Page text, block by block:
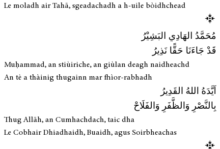
Le moladh air Tahā, sgeadachadh a h-uile bòidhchead
مُحَمَّدُ الهَادِي البَشِيْرُ
قَدْ جَاءَنَا حَقًّا نَذِيرُ
Muḥammad, an stiùiriche, an giùlan deagh naidheachd
An tè a thàinig thugainn mar fhìor-rabhadh
اَيَّدَهُ اللهُ القَدِيرُ
بِالنَّصْرِ وَالظَّفَرِ وَالفَلَاحْ
Thug Allāh, an Cumhachdach, taic dha
Le Cobhair Dhiadhaidh, Buaidh, agus Soirbheachas